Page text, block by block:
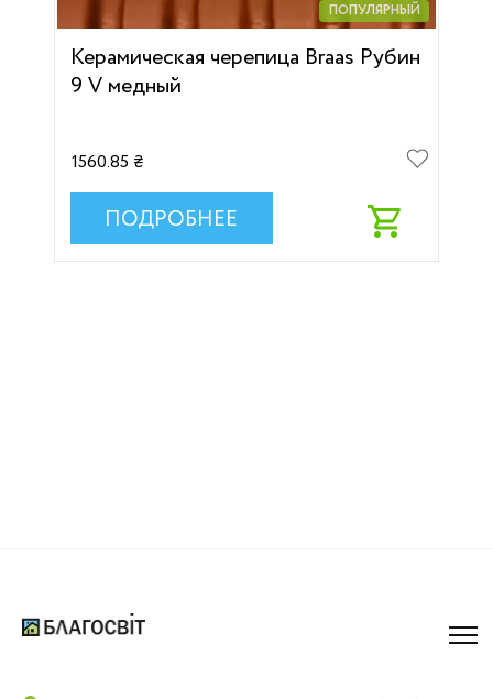
ПОПУЛЯРНЫЙ
Керамическая черепица Braas Рубин
9 V медный
1560.85 ₴
ПОДРОБНЕЕ